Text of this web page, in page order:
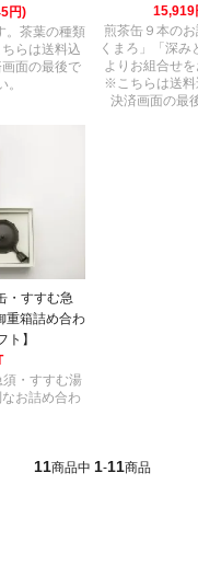
円)
。茶葉の種類
らは送料込
面の最後で
15,919
煎茶缶９本の
くまろ」「深み
よりお組合せを
※こちらは送料
決済画面の最
・すすむ急
箱詰め合わ
ト】
・すすむ湯
お詰め合わ
11商品中 1-11商品